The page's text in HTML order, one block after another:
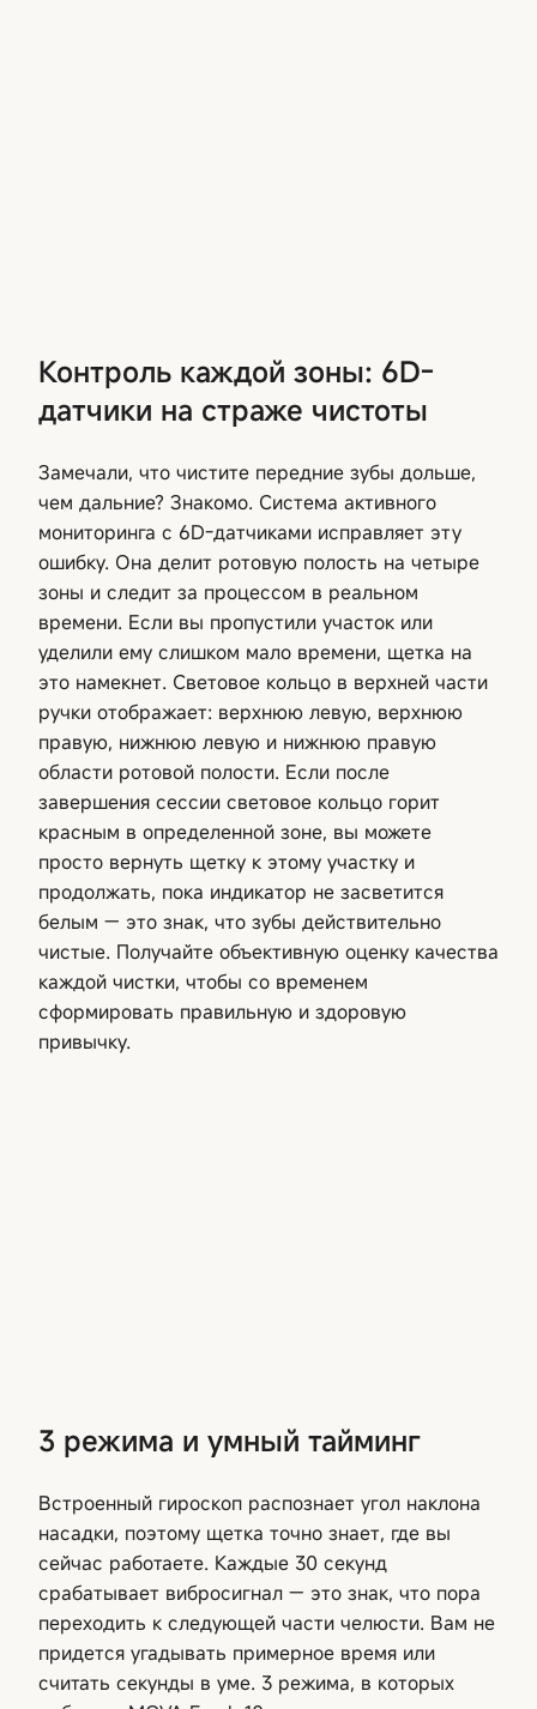
Контроль каждой зоны: 6D-
датчики на страже чистоты
Замечали, что чистите передние зубы дольше,
чем дальние? Знакомо. Система активного
мониторинга с 6D-датчиками исправляет эту
ошибку. Она делит ротовую полость на четыре
зоны и следит за процессом в реальном
времени. Если вы пропустили участок или
уделили ему слишком мало времени, щетка на
это намекнет. Световое кольцо в верхней части
ручки отображает: верхнюю левую, верхнюю
правую, нижнюю левую и нижнюю правую
области ротовой полости. Если после
завершения сессии световое кольцо горит
красным в определенной зоне, вы можете
просто вернуть щетку к этому участку и
продолжать, пока индикатор не засветится
белым — это знак, что зубы действительно
чистые. Получайте объективную оценку качества
каждой чистки, чтобы со временем
сформировать правильную и здоровую
привычку.
3 режима и умный тайминг
Встроенный гироскоп распознает угол наклона
насадки, поэтому щетка точно знает, где вы
сейчас работаете. Каждые 30 секунд
срабатывает вибросигнал — это знак, что пора
переходить к следующей части челюсти. Вам не
придется угадывать примерное время или
считать секунды в уме. 3 режима, в которых